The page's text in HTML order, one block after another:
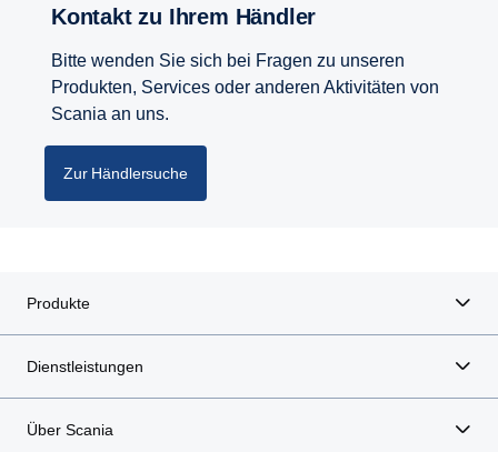
Kontakt zu Ihrem Händler
Bitte wenden Sie sich bei Fragen zu unseren
Produkten, Services oder anderen Aktivitäten von
Scania an uns.
Zur Händlersuche
Produkte
Dienstleistungen
Über Scania